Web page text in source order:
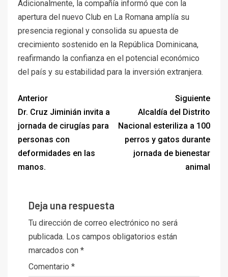
Adicionalmente, la compañía informó que con la
apertura del nuevo Club en La Romana amplía su
presencia regional y consolida su apuesta de
crecimiento sostenido en la República Dominicana,
reafirmando la confianza en el potencial económico
del país y su estabilidad para la inversión extranjera.
Anterior
Dr. Cruz Jiminián invita a
jornada de cirugías para
personas con
deformidades en las
manos.
Siguiente
Alcaldía del Distrito
Nacional esteriliza a 100
perros y gatos durante
jornada de bienestar
animal
Deja una respuesta
Tu dirección de correo electrónico no será
publicada. Los campos obligatorios están
marcados con *
Comentario *